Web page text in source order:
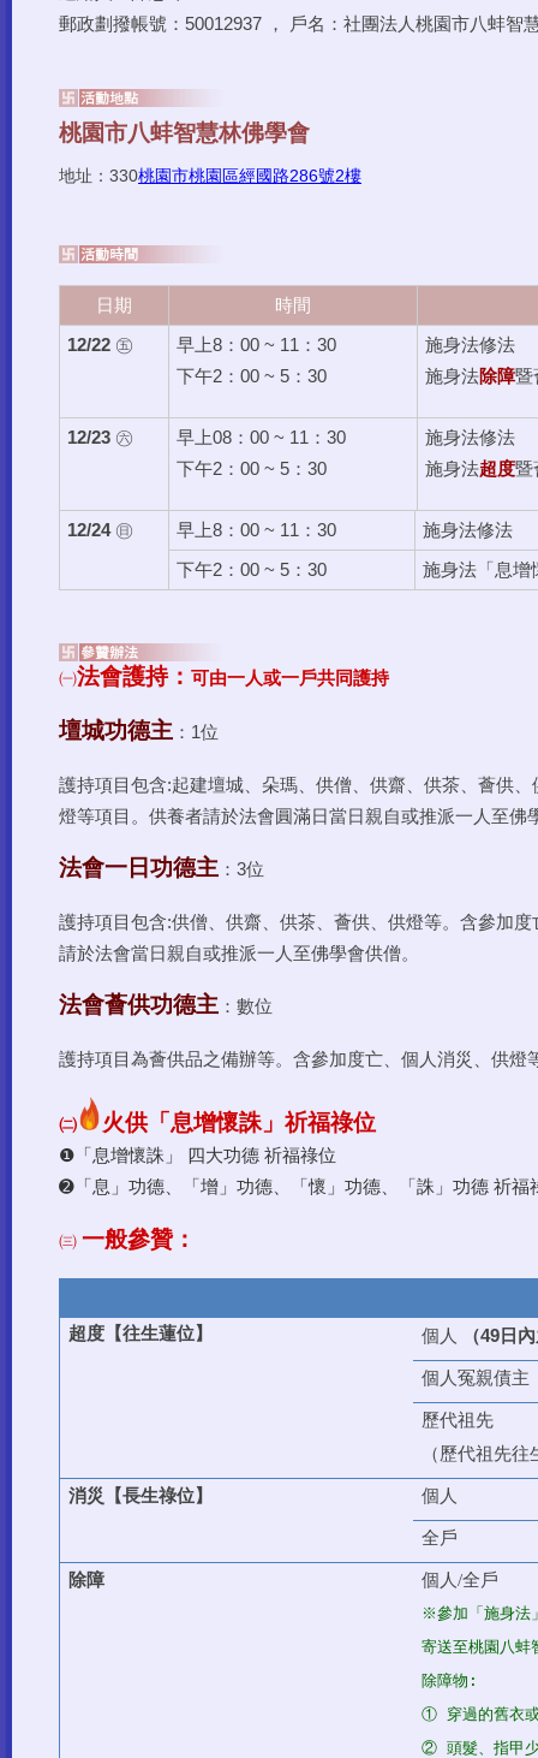
郵政劃撥帳號：50012937 ， 戶名：社團法人桃園市八蚌智
地址： 330桃園市桃園區經國路286號2樓
日期 時間
12/22 ㊄
早上8：00 ~ 11：30
下午2：00 ~ 5：30
施身法修法
施身法除障暨
12/23 ㊅
早上08：00 ~ 11：30
下午2：00 ~ 5：30
施身法修法
施身法超度暨
12/24㊐ 早上8：00 ~ 11：30 施身法修法
下午2：00 ~ 5：30 施身法「息增
㈠法會護持： 可由一人或一戶共同護持
壇城功德主 ：1位
護持項目包含:起建壇城、朵瑪、供僧、供齋、供茶、薈供
燈等項目。供養者請於法會圓滿日當日親自或推派一人至佛
法會一日功德主 ：3位
護持項目包含:供僧、供齋、供茶、薈供、供燈等。含參加
請於法會當日親自或推派一人至佛學會供僧。
法會薈供功德主 ：數位
護持項目為薈供品之備辦等。含參加度亡、個人消災、供燈
㈡ 火供「 息增懷誅」祈福祿位
❶「息增懷誅」 四大功德 祈福祿位
➋「息」功德、
「 增」功德、 「懷」功德、 「 誅」功德 祈福
㈢ 一般參贊：
超度【往生蓮位】 個人 （49日
個人冤親債主
歷代祖先
（歷代祖先往
消災【長生祿位】 個人
全戶
除障 個人/全戶
※參加「施身法
寄送至桃園八蚌
除障物:
① 穿過的舊衣
② 頭髮、指甲